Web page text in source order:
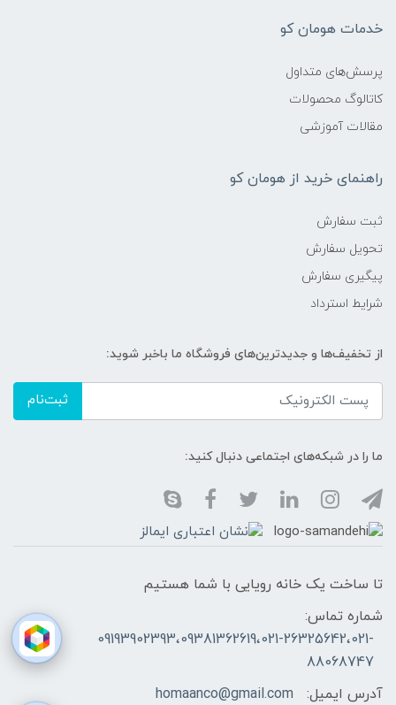
خدمات هومان کو
پرسش‌های متداول
کاتالوگ محصولات
مقالات آموزشی
راهنمای خرید از هومان کو
ثبت سفارش
تحویل سفارش
پیگیری سفارش
شرایط استرداد
از تخفیف‌ها و جدیدترین‌های فروشگاه ما باخبر شوید:
ثبت‌نام
ما را در شبکه‌های اجتماعی دنبال کنید:
تا ساخت یک خانه رویایی با شما هستیم
شماره تماس:
09193902393،09381362619،021-26325642،021-
88068747
آدرس ایمیل:
homaanco@gmail.com